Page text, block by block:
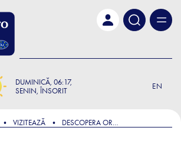
DUMINICĂ 06:17
SENIN, ÎNSORIT
EN
VIZITEAZĂ
DESCOPERA ORASUL